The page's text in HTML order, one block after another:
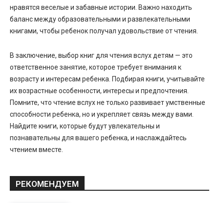
нравятся веселые и забавные истории. Важно находить
баланс между образовательными и развлекательными
книгами, чтобы ребенок получал удовольствие от чтения.
В заключение, выбор книг для чтения вслух детям — это
ответственное занятие, которое требует внимания к
возрасту и интересам ребенка. Подбирая книги, учитывайте
их возрастные особенности, интересы и предпочтения.
Помните, что чтение вслух не только развивает умственные
способности ребенка, но и укрепляет связь между вами.
Найдите книги, которые будут увлекательны и
познавательны для вашего ребенка, и наслаждайтесь
чтением вместе.
РЕКОМЕНДУЕМ